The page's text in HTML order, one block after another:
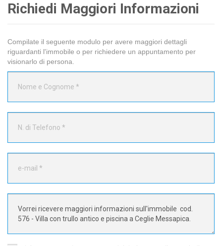
Richiedi Maggiori Informazioni
Compilate il seguente modulo per avere maggiori dettagli
riguardanti l'immobile o per richiedere un appuntamento per
visionarlo di persona.